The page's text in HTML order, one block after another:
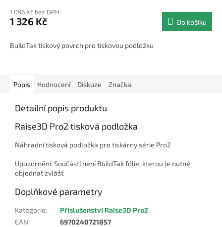
1 096 Kč bez DPH
1 326 Kč Do košíku
BuildTak tiskový povrch pro tiskovou podložku
Popis Hodnocení Diskuze Značka
Detailní popis produktu
Raise3D Pro2 tisková podložka
Náhradní tisková podložka pro tiskárny série Pro2
Upozornění: Součástí není BuildTak fólie, kterou je nutné
objednat zvlášť
Doplňkové parametry
Kategorie:
Příslušenství Raise3D Pro2
EAN:
6970240721857